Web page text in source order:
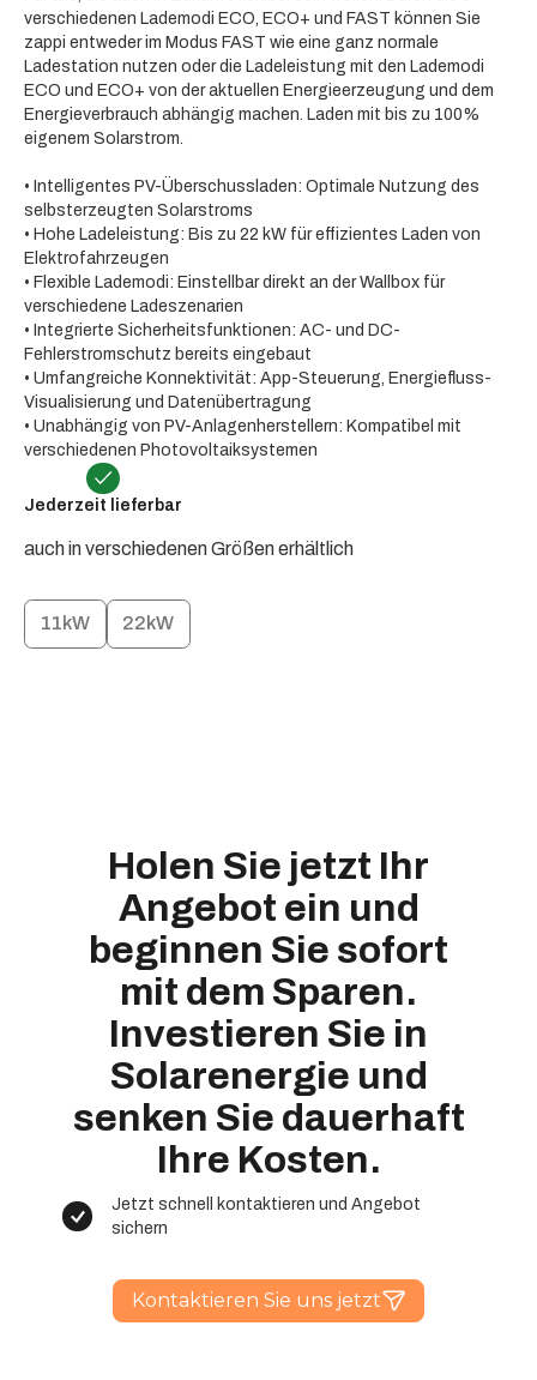
verschiedenen Lademodi ECO, ECO+ und FAST können Sie
zappi entweder im Modus FAST wie eine ganz normale
Ladestation nutzen oder die Ladeleistung mit den Lademodi
ECO und ECO+ von der aktuellen Energieerzeugung und dem
Energieverbrauch abhängig machen. Laden mit bis zu 100%
eigenem Solarstrom.
• Intelligentes PV-Überschussladen: Optimale Nutzung des
selbsterzeugten Solarstroms
• Hohe Ladeleistung: Bis zu 22 kW für effizientes Laden von
Elektrofahrzeugen
• Flexible Lademodi: Einstellbar direkt an der Wallbox für
verschiedene Ladeszenarien
• Integrierte Sicherheitsfunktionen: AC- und DC-
Fehlerstromschutz bereits eingebaut
• Umfangreiche Konnektivität: App-Steuerung, Energiefluss-
Visualisierung und Datenübertragung
• Unabhängig von PV-Anlagenherstellern: Kompatibel mit
verschiedenen Photovoltaiksystemen
Jederzeit lieferbar
auch in verschiedenen Größen erhältlich
11kW 22kW
Holen Sie jetzt Ihr
Angebot ein und
beginnen Sie sofort
mit dem Sparen.
Investieren Sie in
Solarenergie und
senken Sie dauerhaft
Ihre Kosten.
Jetzt schnell kontaktieren und Angebot
sichern
Kontaktieren Sie uns jetzt